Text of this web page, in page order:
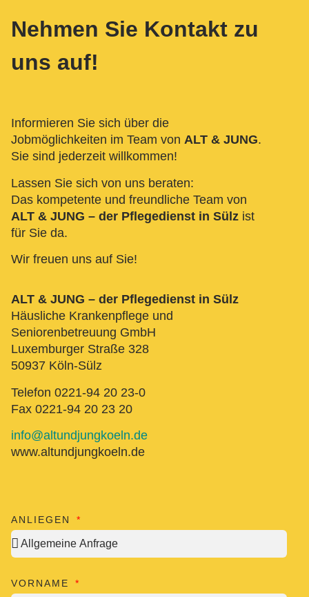
Nehmen Sie Kontakt zu
uns auf!
Informieren Sie sich über die
Jobmöglichkeiten im Team von ALT & JUNG.
Sie sind jederzeit willkommen!
Lassen Sie sich von uns beraten:
Das kompetente und freundliche Team von
ALT & JUNG – der Pflegedienst in Sülz ist
für Sie da.
Wir freuen uns auf Sie!
ALT & JUNG – der Pflegedienst in Sülz
Häusliche Krankenpflege und
Seniorenbetreuung GmbH
Luxemburger Straße 328
50937 Köln-Sülz
Telefon 0221-94 20 23-0
Fax 0221-94 20 23 20
info@altundjungkoeln.de
www.altundjungkoeln.de
ANLIEGEN
VORNAME